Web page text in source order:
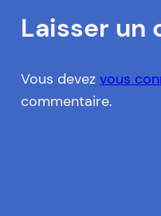
Laisser un
Vous devez vous
commentaire.